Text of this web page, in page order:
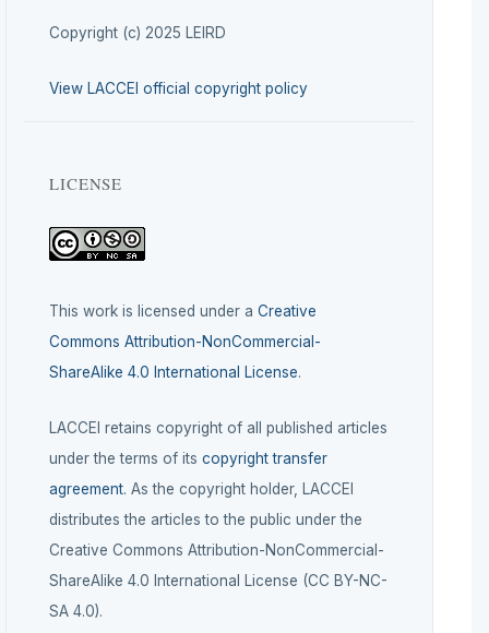
Copyright (c) 2025 LEIRD
View LACCEI official copyright policy
LICENSE
This work is licensed under a Creative
Commons Attribution-NonCommercial-
ShareAlike 4.0 International License.
LACCEI retains copyright of all published articles
under the terms of its copyright transfer
agreement. As the copyright holder, LACCEI
distributes the articles to the public under the
Creative Commons Attribution-NonCommercial-
ShareAlike 4.0 International License (CC BY-NC-
SA 4.0).